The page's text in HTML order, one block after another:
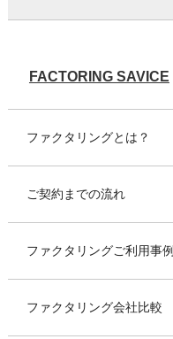
FACTORING SAVICE
ファクタリングとは？
ご契約までの流れ
ファクタリングご利用事例
ファクタリング会社比較